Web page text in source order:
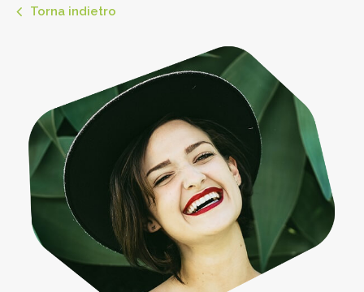
Torna indietro